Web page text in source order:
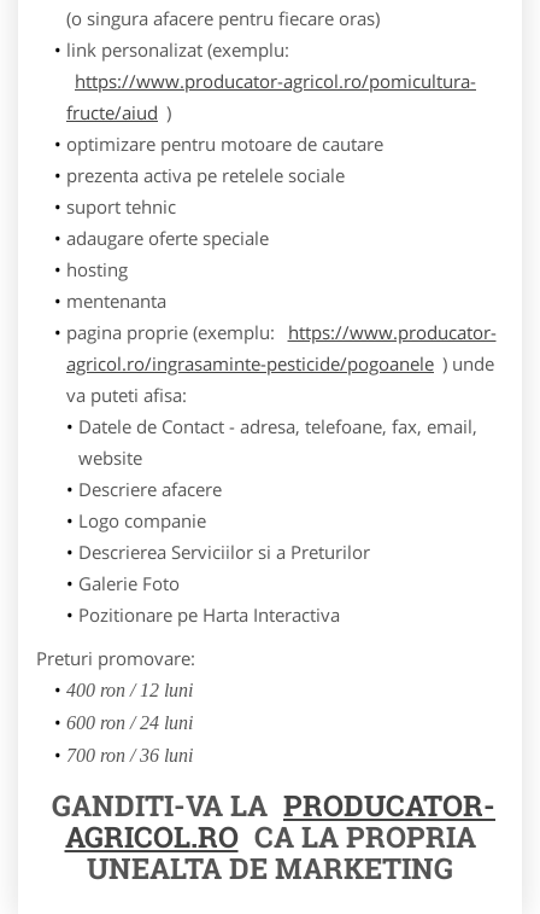
(o singura afacere pentru fiecare oras)
link personalizat (exemplu:
https://www.producator-agricol.ro/pomicultura-
fructe/aiud )
optimizare pentru motoare de cautare
prezenta activa pe retelele sociale
suport tehnic
adaugare oferte speciale
hosting
mentenanta
pagina proprie (exemplu:
https://www.producator-
agricol.ro/ingrasaminte-pesticide/pogoanele ) unde
va puteti afisa:
Datele de Contact - adresa, telefoane, fax, email,
website
Descriere afacere
Logo companie
Descrierea Serviciilor si a Preturilor
Galerie Foto
Pozitionare pe Harta Interactiva
Preturi promovare:
400 ron / 12 luni
600 ron / 24 luni
700 ron / 36 luni
GANDITI-VA LA PRODUCATOR-
AGRICOL.RO CA LA PROPRIA
UNEALTA DE MARKETING